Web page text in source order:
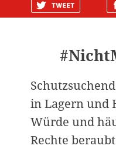
in Lagern und
Würde und
Rechte